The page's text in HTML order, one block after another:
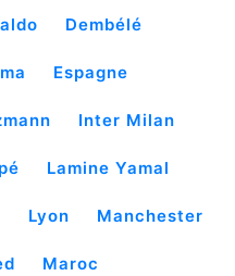
Dembélé
Espagne
Inter Milan
Lamine Yamal
Lyon Manchester
Maroc